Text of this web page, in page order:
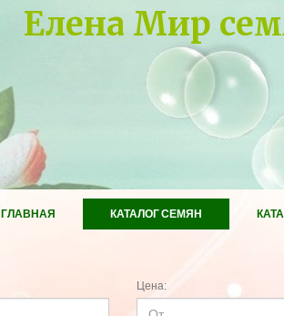
Елена Мир
ГЛАВНАЯ КАТАЛОГ СЕМЯН
Цена: